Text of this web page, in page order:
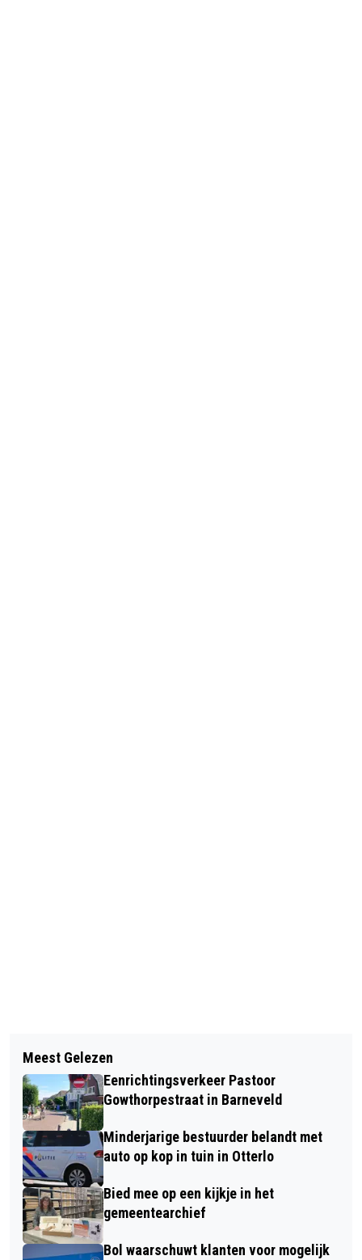
FIRASSO – CONCERT IN HUIS
KERNHEM EDE OP ZONDAG 18
FEBRUARI 2024
Meest Gelezen
Eenrichtingsverkeer Pastoor
Gowthorpestraat in Barneveld
Minderjarige bestuurder belandt met
auto op kop in tuin in Otterlo
Bied mee op een kijkje in het
gemeentearchief
Bol waarschuwt klanten voor mogelijk